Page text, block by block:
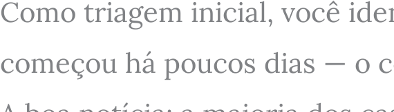
Como triagem inicial, você
começou há poucos dias — o